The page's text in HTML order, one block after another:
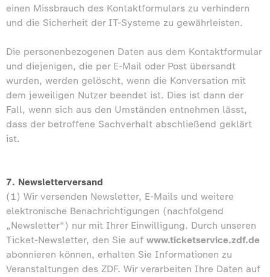
einen Missbrauch des Kontaktformulars zu verhindern
und die Sicherheit der IT-Systeme zu gewährleisten.
Die personenbezogenen Daten aus dem Kontaktformular
und diejenigen, die per E-Mail oder Post übersandt
wurden, werden gelöscht, wenn die Konversation mit
dem jeweiligen Nutzer beendet ist. Dies ist dann der
Fall, wenn sich aus den Umständen entnehmen lässt,
dass der betroffene Sachverhalt abschließend geklärt
ist.
7. Newsletterversand
(1) Wir versenden Newsletter, E-Mails und weitere
elektronische Benachrichtigungen (nachfolgend
„Newsletter“) nur mit Ihrer Einwilligung. Durch unseren
Ticket-Newsletter, den Sie auf www.ticketservice.zdf.de
abonnieren können, erhalten Sie Informationen zu
Veranstaltungen des ZDF. Wir verarbeiten Ihre Daten auf